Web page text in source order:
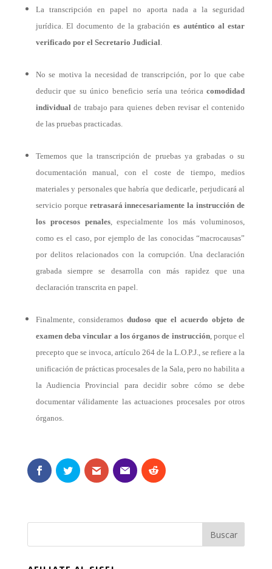
La transcripción en papel no aporta nada a la seguridad
jurídica. El documento de la grabaciónes auténtico al estar
verificado por el Secretario Judicial.
No se motiva la necesidad de transcripción, por lo que cabe
deducir que su único beneficio sería una teóricacomodidad
individualde trabajo para quienes deben revisar el contenido
de las pruebas practicadas.
Tememos que la transcripción de pruebas ya grabadas o su
documentación manual, con el coste de tiempo, medios
materiales y personales que habría que dedicarle, perjudicará al
servicio porque retrasará innecesariamente la instrucción de
los procesos penales, especialmente los más voluminosos,
como es el caso, por ejemplo de las conocidas “macrocausas”
por delitos relacionados con la corrupción. Una declaración
grabada siempre se desarrolla con más rapidez que una
declaración transcrita en papel.
Finalmente, consideramos dudoso que el acuerdo objeto de
examen deba vincular a los órganos de instrucción, porque el
precepto que se invoca, artículo 264 de la L.O.P.J., se refiere a la
unificación de prácticas procesales de la Sala, pero no habilita a
la Audiencia Provincial para decidir sobre cómo se debe
documentar válidamente las actuaciones procesales por otros
órganos.